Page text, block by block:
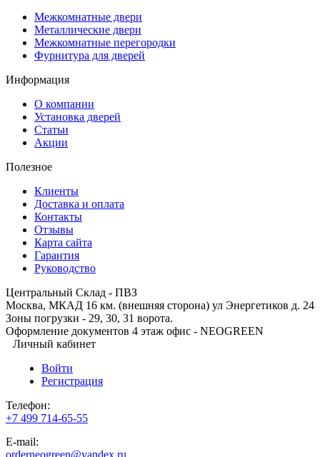
Межкомнатные двери
Металлические двери
Межкомнатные перегородки
Фурнитура для дверей
Информация
О компании
Установка дверей
Статьи
Акции
Полезное
Клиенты
Доставка и оплата
Контакты
Отзывы
Карта сайта
Гарантия
Руководство
Центральный Склад - ПВЗ
Москва, МКАД 16 км. (внешняя сторона) ул Энергетиков д. 24
Зоны погрузки - 29, 30, 31 ворота.
Оформление документов 4 этаж офис - NEOGREEN
Личный кабинет
Войти
Регистрация
Телефон:
+7 499 714-65-55
E-mail: